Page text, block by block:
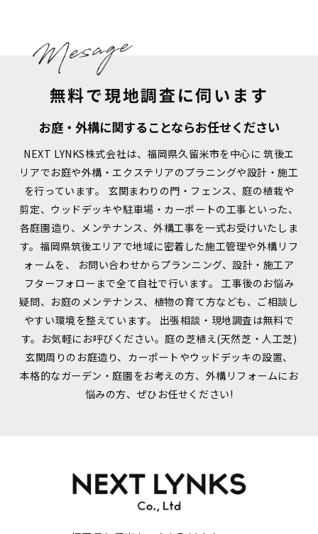
無料で現地調査に伺います
お庭・外構に関することならお任せください
NEXT LYNKS株式会社は、福岡県久留米市を中心に 筑後エ
リアでお庭や外構・エクステリアのプラニングや設計・施工
を行っています。
玄関まわりの門・フェンス、庭の植栽や
剪定、ウッドデッキや駐車場・カーポートの工事といった、
各庭園造り、メンテナンス、外構工事を一式お受けいたしま
す。福岡県筑後エリアで地域に密着した施工管理や外構リフ
ォームを、
お問い合わせからプランニング、設計・施工ア
フターフォローまで全て自社で行います。
工事後のお悩み
疑問、お庭のメンテナンス、植物の育て方なども、ご相談し
やすい環境を整えています。
出張相談・現地調査は無料で
す。お気軽にお呼びください。庭の芝植え(天然芝・人工芝)
玄関周りのお庭造り、カーポートやウッドデッキの設置、
本格的なガーデン・庭園をお考えの方、外構リフォームにお
悩みの方、ぜひお任せください!